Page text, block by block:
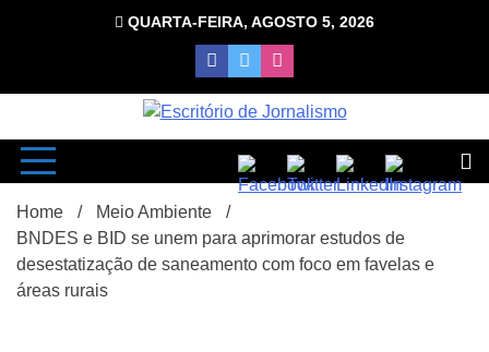
QUARTA-FEIRA, AGOSTO 5, 2026
com Luciana Leão
Home
Meio Ambiente
BNDES e BID se unem para aprimorar estudos de
desestatização de saneamento com foco em favelas e
áreas rurais